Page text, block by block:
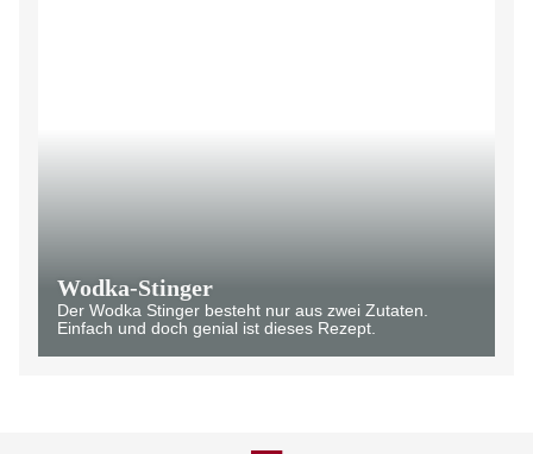
Wodka-Stinger
Der Wodka Stinger besteht nur aus zwei Zutaten.
Einfach und doch genial ist dieses Rezept.